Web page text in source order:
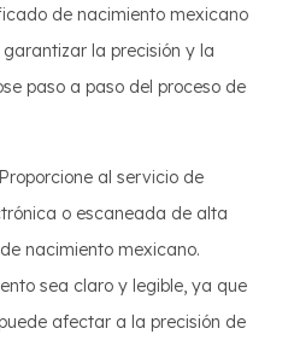
de nacimiento mexicano
la precisión y la
paso a paso del proceso de
Proporcione al servicio de
o escaneada de alta
nacimiento mexicano.
sea claro y legible, ya que
afectar a la precisión de